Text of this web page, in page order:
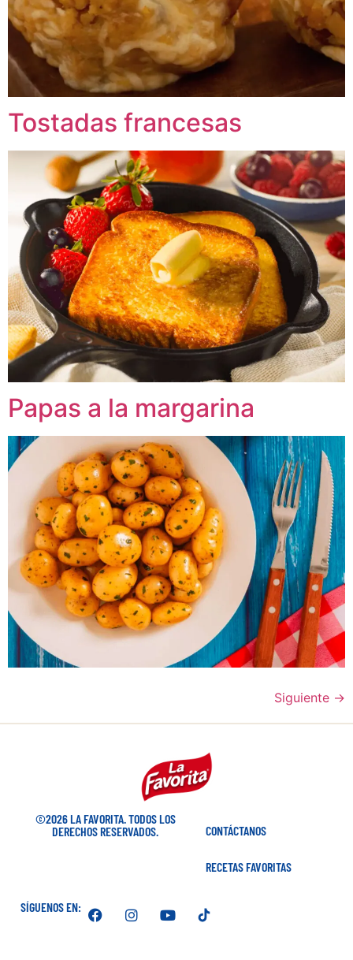
Tostadas francesas
Papas a la margarina
Siguiente →
©2026 LA FAVORITA. TODOS LOS
DERECHOS RESERVADOS.
CONTÁCTANOS
RECETAS FAVORITAS
SÍGUENOS EN: